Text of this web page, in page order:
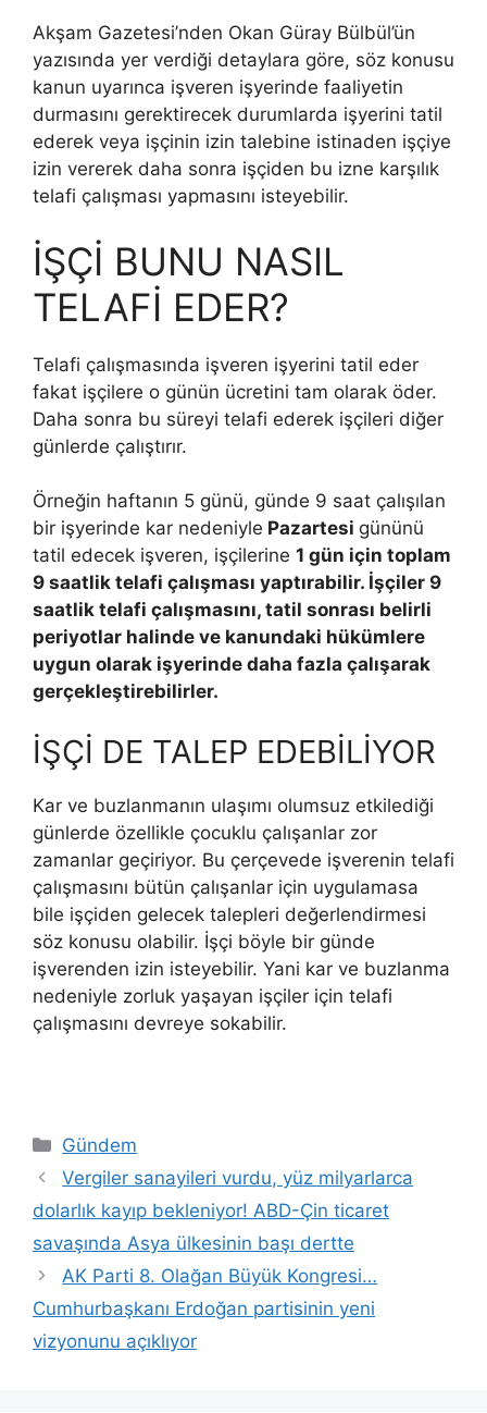
Akşam Gazetesi’nden Okan Güray Bülbül’ün
yazısında yer verdiği detaylara göre, söz konusu
kanun uyarınca işveren işyerinde faaliyetin
durmasını gerektirecek durumlarda işyerini tatil
ederek veya işçinin izin talebine istinaden işçiye
izin vererek daha sonra işçiden bu izne karşılık
telafi çalışması yapmasını isteyebilir.
İŞÇİ BUNU NASIL
TELAFİ EDER?
Telafi çalışmasında işveren işyerini tatil eder
fakat işçilere o günün ücretini tam olarak öder.
Daha sonra bu süreyi telafi ederek işçileri diğer
günlerde çalıştırır.
Örneğin haftanın 5 günü, günde 9 saat çalışılan
bir işyerinde kar nedeniyle Pazartesi gününü
tatil edecek işveren, işçilerine 1 gün için toplam
9 saatlik telafi çalışması yaptırabilir. İşçiler 9
saatlik telafi çalışmasını, tatil sonrası belirli
periyotlar halinde ve kanundaki hükümlere
uygun olarak işyerinde daha fazla çalışarak
gerçekleştirebilirler.
İŞÇİ DE TALEP EDEBİLİYOR
Kar ve buzlanmanın ulaşımı olumsuz etkilediği
günlerde özellikle çocuklu çalışanlar zor
zamanlar geçiriyor. Bu çerçevede işverenin telafi
çalışmasını bütün çalışanlar için uygulamasa
bile işçiden gelecek talepleri değerlendirmesi
söz konusu olabilir. İşçi böyle bir günde
işverenden izin isteyebilir. Yani kar ve buzlanma
nedeniyle zorluk yaşayan işçiler için telafi
çalışmasını devreye sokabilir.
Kategoriler
Gündem
Vergiler sanayileri vurdu, yüz milyarlarca
dolarlık kayıp bekleniyor! ABD-Çin ticaret
savaşında Asya ülkesinin başı dertte
AK Parti 8. Olağan Büyük Kongresi…
Cumhurbaşkanı Erdoğan partisinin yeni
vizyonunu açıklıyor